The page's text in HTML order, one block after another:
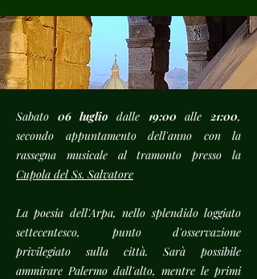
Sabato 06 luglio dalle 19:00alle21:00,
secondo appuntamento dell'anno con la
rassegna musicale al tramonto presso la
Cupola del Ss. Salvatore
La poesia dell'Arpa, nello splendido loggiato
settecentesco, punto d'osservazione
privilegiato sulla città. Sarà possibile
ammirare Palermo dall'alto, mentre le primi